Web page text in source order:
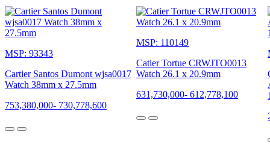
MSP: 93343
Cartier Santos Dumont wjsa0017
Watch 38mm x 27.5mm
753,380,000- 730,778,600
MSP: 110149
Catier Tortue CRWJTO0013
Watch 26.1 x 20.9mm
631,730,000- 612,778,100